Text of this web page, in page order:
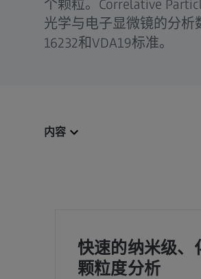
个颗粒。Correlative
光学与电子显微镜的分析
16232和VDA19标准。
内容
快速的纳米级、
颗粒度分析